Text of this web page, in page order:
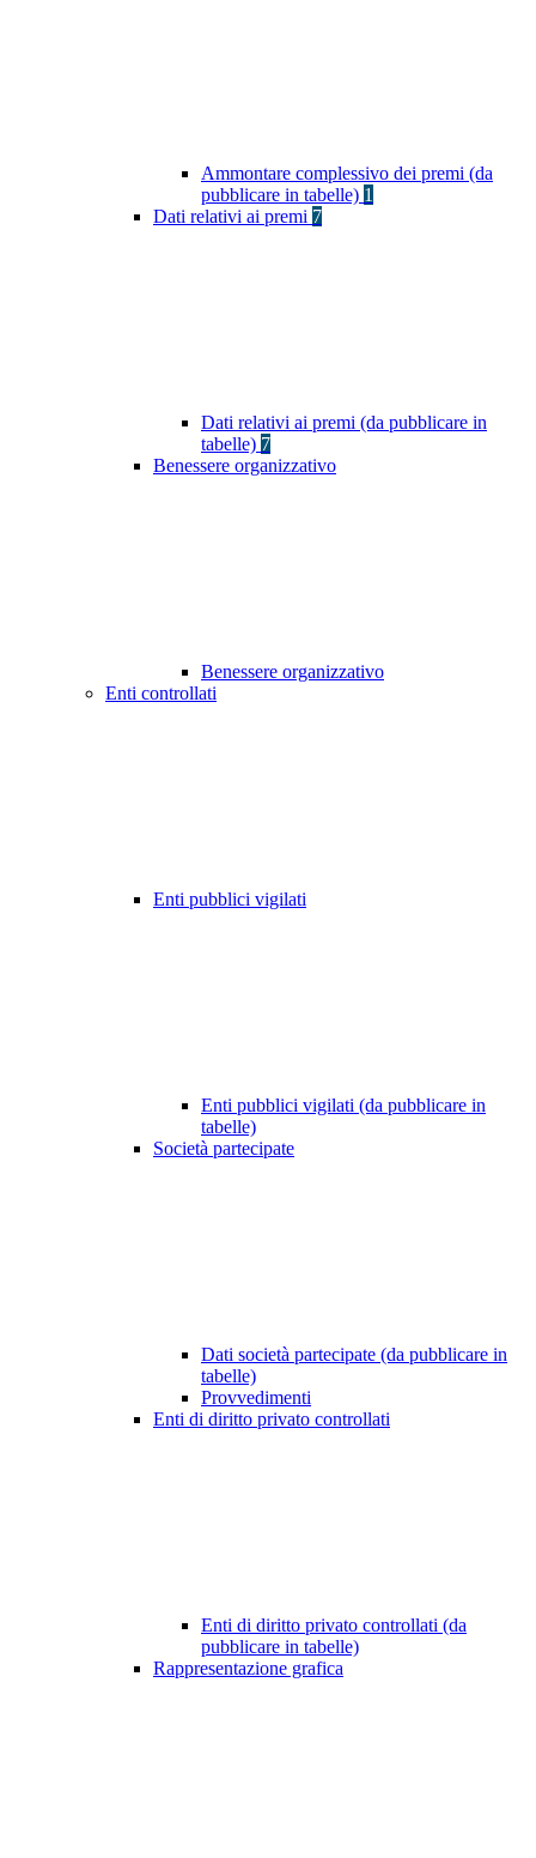
Ammontare complessivo dei premi (da
pubblicare in tabelle) 1
Dati relativi ai premi 7
Dati relativi ai premi (da pubblicare in
tabelle) 7
Benessere organizzativo
Benessere organizzativo
Enti controllati
Enti pubblici vigilati
Enti pubblici vigilati (da pubblicare in
tabelle)
Società partecipate
Dati società partecipate (da pubblicare in
tabelle)
Provvedimenti
Enti di diritto privato controllati
Enti di diritto privato controllati (da
pubblicare in tabelle)
Rappresentazione grafica